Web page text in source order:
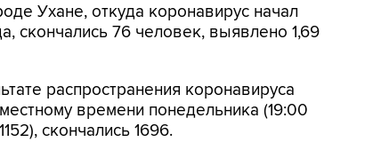
Ухане, откуда коронавирус начал
скончались 76 человек, выявлено 1,69
распространения коронавируса
времени понедельника (19:00
скончались 1696.